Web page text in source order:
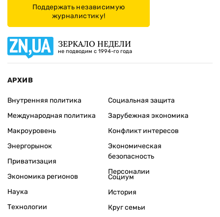
Поддержать независимую
журналистику!
ЗЕРКАЛО НЕДЕЛИ
не подводим с 1994-го года
АРХИВ
Внутренняя политика
Международная политика
Макроуровень
Энергорынок
Приватизация
Экономика регионов
Социальная защита
Зарубежная экономика
Конфликт интересов
Экономическая
безопасность
Персоналии
Наука
Технологии
Социум
История
Круг семьи